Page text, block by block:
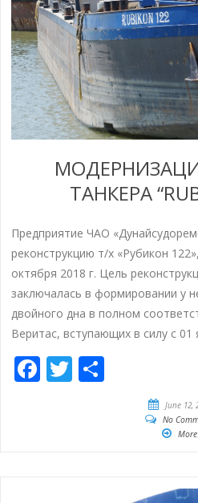
ТАНКЕРА
Предприятие ЧАО
реконструкцию т/х «Рубикон
октября 2018 г. Цель
заключалась в формировании у
двойного дна в полном
Веритас, вступающих в силу с 01
Facebook
Twitter
June 12,
No
More